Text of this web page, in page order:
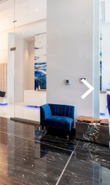
Next